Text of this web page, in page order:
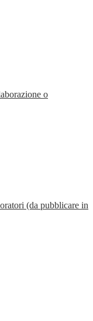
o
(da pubblicare in